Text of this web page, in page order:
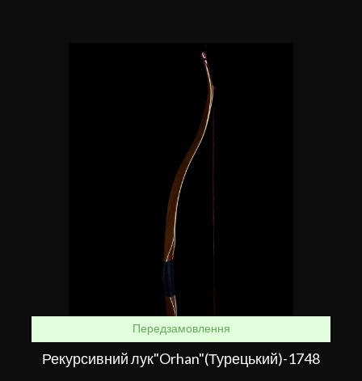
Передзамовлення
Рекурсивний лук"Orhan"(Турецький)-1748